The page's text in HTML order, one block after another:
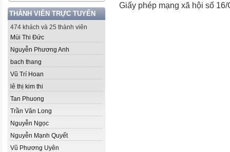
THÀNH VIÊN TRỰC TUYẾN
474 khách và 25 thành viên
Mùi Thi Đức
Nguyễn Phương Anh
bach thang
Vũ Trí Hoan
lê thị kim thi
Tan Phuong
Trần Văn Long
Nguyễn Ngọc
Nguyễn Mạnh Quyết
Vũ Phương Uyên
Giấy phép mạng xã hội số